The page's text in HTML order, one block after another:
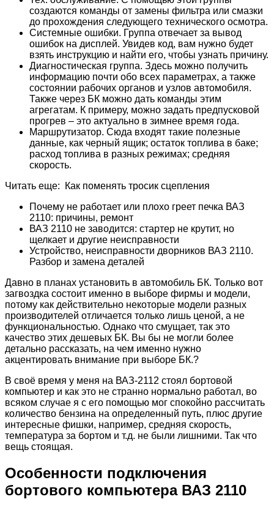
создаются команды от замены фильтра или смазки
до прохождения следующего технического осмотра.
Системные ошибки. Группа отвечает за вывод
ошибок на дисплей. Увидев код, вам нужно будет
взять инструкцию и найти его, чтобы узнать причину.
Диагностическая группа. Здесь можно получить
информацию почти обо всех параметрах, а также
состоянии рабочих органов и узлов автомобиля.
Также через БК можно дать команды этим
агрегатам. К примеру, можно задать предпусковой
прогрев – это актуально в зимнее время года.
Маршрутизатор. Сюда входят такие полезные
данные, как черный ящик; остаток топлива в баке;
расход топлива в разных режимах; средняя
скорость.
Читать еще: Как поменять тросик сцепления
Почему не работает или плохо греет печка ВАЗ
2110: причины, ремонт
ВАЗ 2110 не заводится: стартер не крутит, но
щелкает и другие неисправности
Устройство, неисправности дворников ВАЗ 2110.
Разбор и замена деталей
Давно в планах установить в автомобиль БК. Только вот
загвоздка состоит именно в выборе фирмы и модели,
потому как действительно некоторые модели разных
производителей отличается только лишь ценой, а не
функциональностью. Однако что смущает, так это
качество этих дешевых БК. Вы бы не могли более
детально рассказать, на чем именно нужно
акцентировать внимание при выборе БК.?
В своё время у меня на ВАЗ-2112 стоял бортовой
компьютер и как это не странно нормально работал, во
всяком случае я с его помощью мог спокойно рассчитать
количество бензина на определенный путь, плюс другие
интересные фишки, например, средняя скорость,
температура за бортом и т.д. не были лишними. Так что
вещь стоящая.
Особенности подключения
бортового компьютера ВАЗ 2110